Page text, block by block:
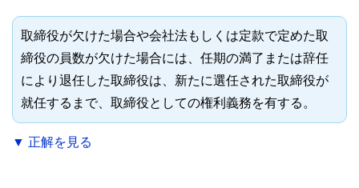
取締役が欠けた場合や会社法もしくは定款で定めた取
締役の員数が欠けた場合には、任期の満了または辞任
により退任した取締役は、新たに選任された取締役が
就任するまで、取締役としての権利義務を有する。
▼ 正解を見る